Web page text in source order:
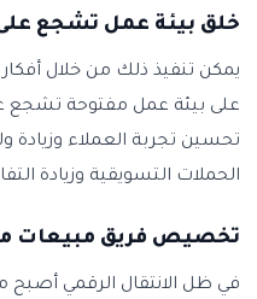
خلق بيئة عمل تشجع على
يمكن تنفيذ ذلك من خلال
على بيئة عمل مفتوحة تشجع
تحسين تجربة العملاء وزيادة
الحملات التسويقية وزيادة
تخصيص فريق مبيعات
في ظل الانتقال الرقمي أصبح